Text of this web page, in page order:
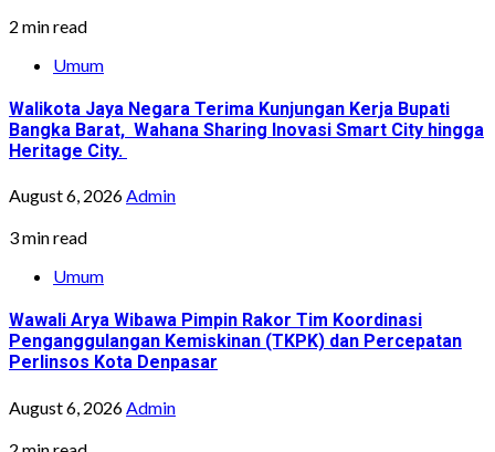
2 min read
Umum
Walikota Jaya Negara Terima Kunjungan Kerja Bupati
Bangka Barat, Wahana Sharing Inovasi Smart City hingga
Heritage City.
August 6, 2026Admin
3 min read
Umum
Wawali Arya Wibawa Pimpin Rakor Tim Koordinasi
Penganggulangan Kemiskinan (TKPK) dan Percepatan
Perlinsos Kota Denpasar
August 6, 2026 Admin